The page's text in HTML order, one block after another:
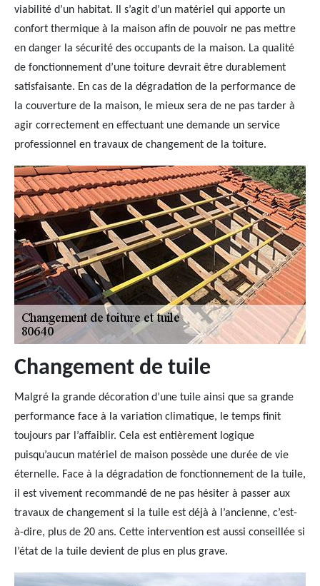
viabilité d’un habitat. Il s’agit d’un matériel qui apporte un
confort thermique à la maison afin de pouvoir ne pas mettre
en danger la sécurité des occupants de la maison. La qualité
de fonctionnement d’une toiture devrait être durablement
satisfaisante. En cas de la dégradation de la performance de
la couverture de la maison, le mieux sera de ne pas tarder à
agir correctement en effectuant une demande un service
professionnel en travaux de changement de la toiture.
Changement de tuile
Malgré la grande décoration d’une tuile ainsi que sa grande
performance face à la variation climatique, le temps finit
toujours par l’affaiblir. Cela est entièrement logique
puisqu’aucun matériel de maison possède une durée de vie
éternelle. Face à la dégradation de fonctionnement de la tuile,
il est vivement recommandé de ne pas hésiter à passer aux
travaux de changement si la tuile est déjà à l’ancienne, c’est-
à-dire, plus de 20 ans. Cette intervention est aussi conseillée si
l’état de la tuile devient de plus en plus grave.